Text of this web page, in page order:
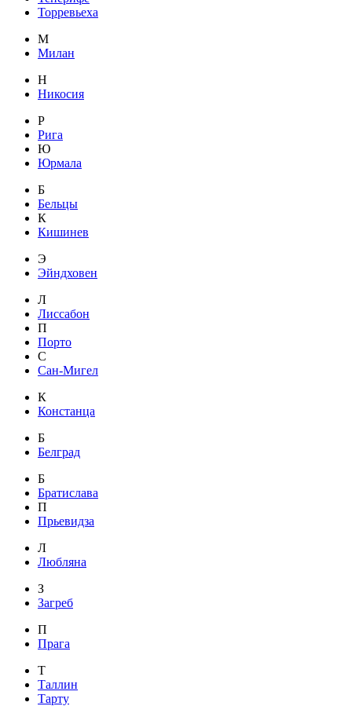
Торревьеха
М
Милан
Н
Никосия
Р
Рига
Ю
Юрмала
Б
Бельцы
К
Кишинев
Э
Эйндховен
Л
Лиссабон
П
Порто
С
Сан-Мигел
К
Констанца
Б
Белград
Б
Братислава
П
Прьевидза
Л
Любляна
З
Загреб
П
Прага
Т
Таллин
Тарту